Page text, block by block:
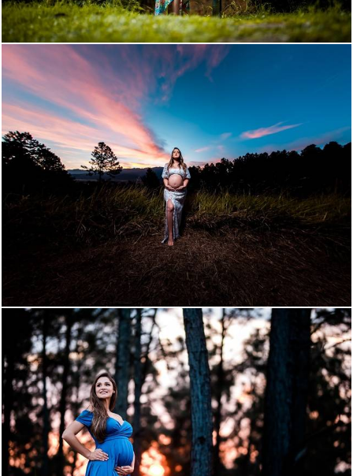
1161 63